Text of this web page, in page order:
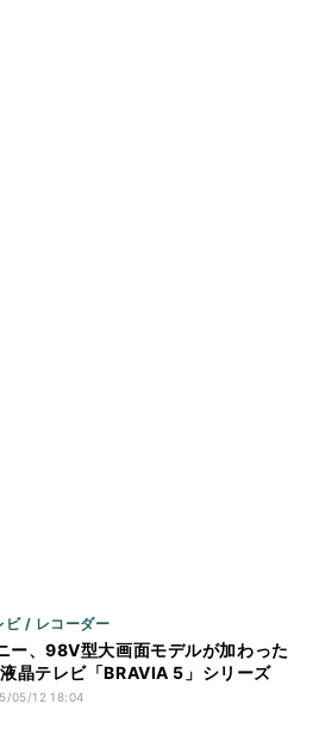
ビ / レコーダー
ー、98V型大画面モデルが加わった
晶テレビ「BRAVIA 5」シリーズ
05/12 18:04